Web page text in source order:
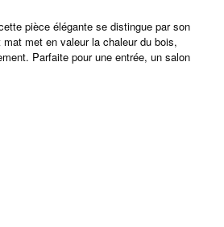
pièce élégante se distingue par son
met en valeur la chaleur du bois,
Parfaite pour une entrée, un salon